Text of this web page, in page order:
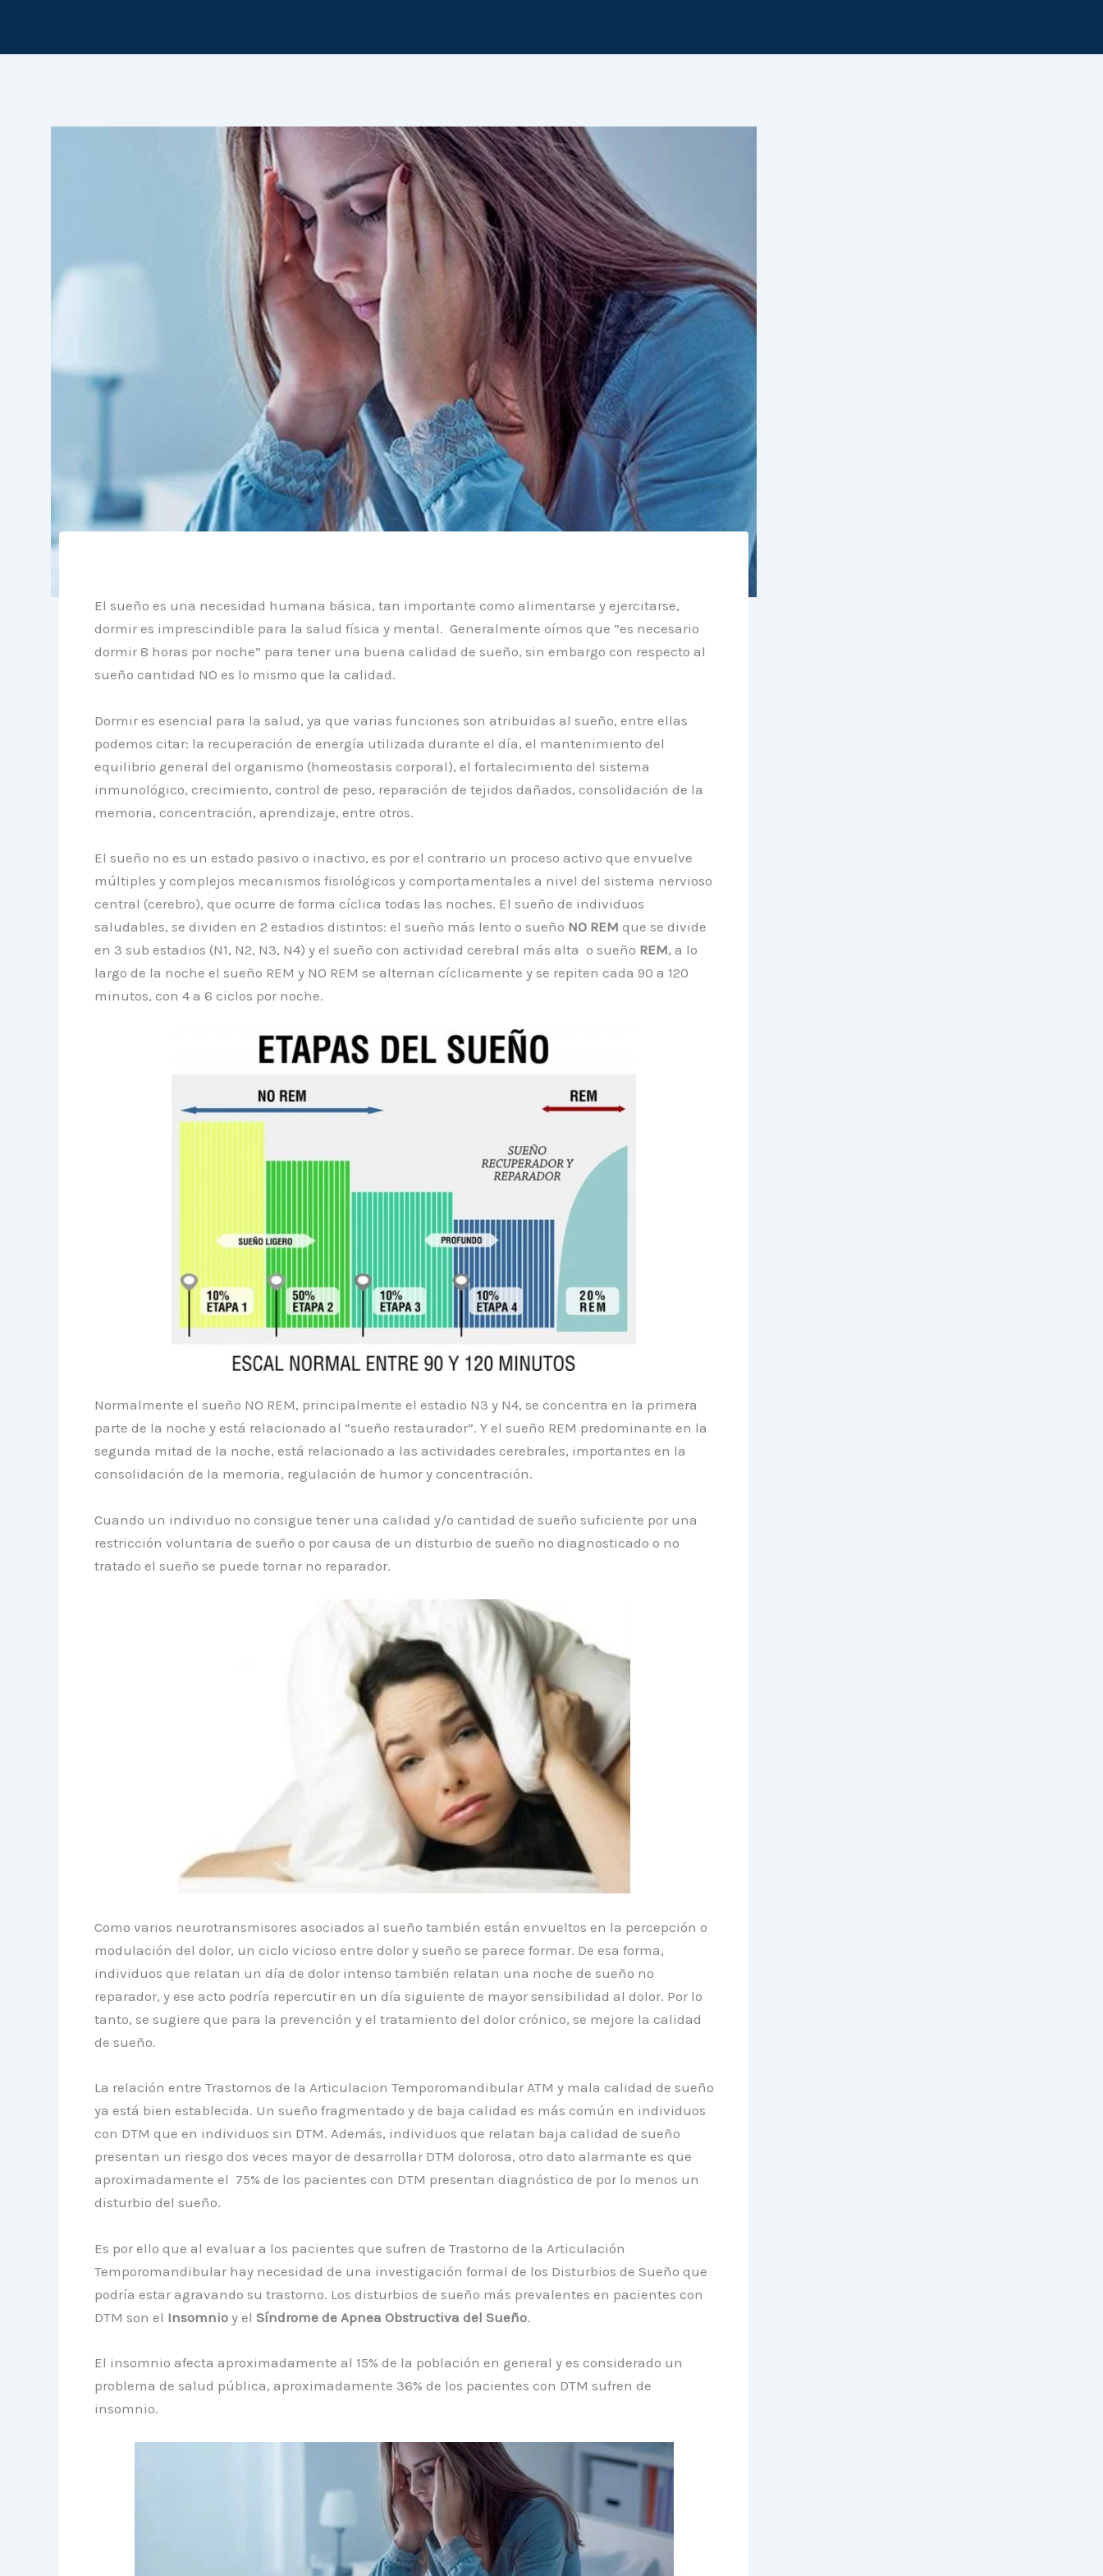
El sueño es una necesidad humana básica, tan importante como alimentarse y ejercitarse,
dormir es imprescindible para la salud física y mental. Generalmente oímos que “es necesario
dormir 8 horas por noche” para tener una buena calidad de sueño, sin embargo con respecto al
sueño cantidad NO es lo mismo que la calidad.
Dormir es esencial para la salud, ya que varias funciones son atribuidas al sueño, entre ellas
podemos citar: la recuperación de energía utilizada durante el día, el mantenimiento del
equilibrio general del organismo (homeostasis corporal), el fortalecimiento del sistema
inmunológico, crecimiento, control de peso, reparación de tejidos dañados, consolidación de la
memoria, concentración, aprendizaje, entre otros­.
El sueño no es un estado pasivo o inactivo, es por el contrario un proceso activo que envuelve
múltiples y complejos mecanismos fisiológicos y comportamentales a nivel del sistema nervioso
central (cerebro), que ocurre de forma cíclica todas las noches. El sueño de individuos
saludables, se dividen en 2 estadios distintos: el sueño más lento o sueño NO REM que se divide
en 3 sub estadios (N1, N2, N3, N4) y el sueño con actividad cerebral más alta o sueño REM, a lo
largo de la noche el sueño REM y NO REM se alternan cíclicamente y se repiten cada 90 a 120
minutos, con 4 a 6 ciclos por noche.
Normalmente el sueño NO REM, principalmente el estadio N3 y N4, se concentra en la primera
parte de la noche y está relacionado al “sueño restaurador”. Y el sueño REM predominante en la
segunda mitad de la noche, está relacionado a las actividades cerebrales, importantes en la
consolidación de la memoria, regulación de humor y concentración.
Cuando un individuo no consigue tener una calidad y/o cantidad de sueño suficiente por una
restricción voluntaria de sueño o por causa de un disturbio de sueño no diagnosticado o no
tratado el sueño se puede tornar no reparador.
Como varios neurotransmisores asociados al sueño también están envueltos en la percepción o
modulación del dolor, un ciclo vicioso entre dolor y sueño se parece formar. De esa forma,
individuos que relatan un día de dolor intenso también relatan una noche de sueño no
reparador, y ese acto podría repercutir en un día siguiente de mayor sensibilidad al dolor. Por lo
tanto, se sugiere que para la prevención y el tratamiento del dolor crónico, se mejore la calidad
de sueño.
La relación entre Trastornos de la Articulacion Temporomandibular ATM y mala calidad de sueño
ya está bien establecida. Un sueño fragmentado y de baja calidad es más común en individuos
con DTM que en individuos sin DTM. Además, individuos que relatan baja calidad de sueño
presentan un riesgo dos veces mayor de desarrollar DTM dolorosa, otro dato alarmante es que
aproximadamente el 75% de los pacientes con DTM presentan diagnóstico de por lo menos un
disturbio del sueño.
Es por ello que al evaluar a los pacientes que sufren de Trastorno de la Articulación
Temporomandibular hay necesidad de una investigación formal de los Disturbios de Sueño que
podría estar agravando su trastorno. Los disturbios de sueño más prevalentes en pacientes con
DTM son el Insomnioy el Síndrome de Apnea Obstructiva del Sueño.
El insomnio afecta aproximadamente al 15% de la población en general y es considerado un
problema de salud pública, aproximadamente 36% de los pacientes con DTM sufren de
insomnio.